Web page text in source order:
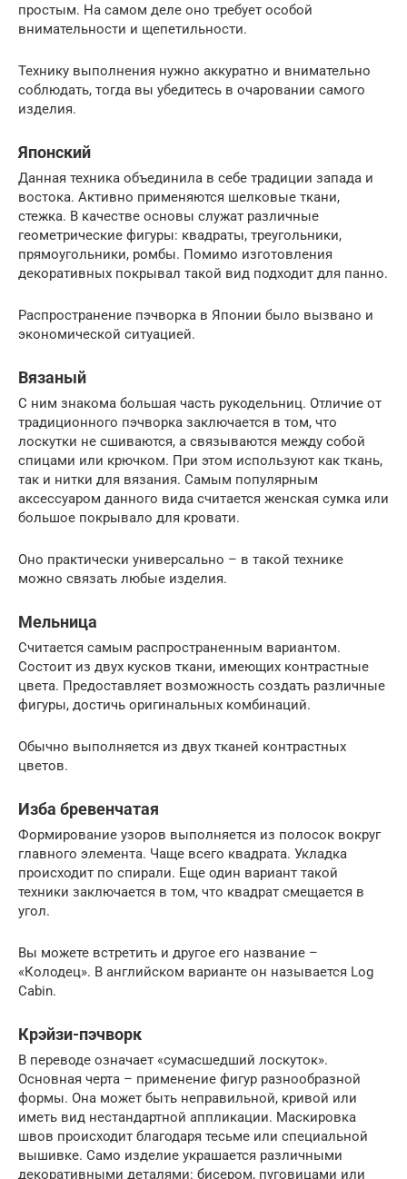
простым. На самом деле оно требует особой
внимательности и щепетильности.
Технику выполнения нужно аккуратно и внимательно
соблюдать, тогда вы убедитесь в очаровании самого
изделия.
Японский
Данная техника объединила в себе традиции запада и
востока. Активно применяются шелковые ткани,
стежка. В качестве основы служат различные
геометрические фигуры: квадраты, треугольники,
прямоугольники, ромбы. Помимо изготовления
декоративных покрывал такой вид подходит для панно.
Распространение пэчворка в Японии было вызвано и
экономической ситуацией.
Вязаный
С ним знакома большая часть рукодельниц. Отличие от
традиционного пэчворка заключается в том, что
лоскутки не сшиваются, а связываются между собой
спицами или крючком. При этом используют как ткань,
так и нитки для вязания. Самым популярным
аксессуаром данного вида считается женская сумка или
большое покрывало для кровати.
Оно практически универсально – в такой технике
можно связать любые изделия.
Мельница
Считается самым распространенным вариантом.
Состоит из двух кусков ткани, имеющих контрастные
цвета. Предоставляет возможность создать различные
фигуры, достичь оригинальных комбинаций.
Обычно выполняется из двух тканей контрастных
цветов.
Изба бревенчатая
Формирование узоров выполняется из полосок вокруг
главного элемента. Чаще всего квадрата. Укладка
происходит по спирали. Еще один вариант такой
техники заключается в том, что квадрат смещается в
угол.
Вы можете встретить и другое его название –
«Колодец». В английском варианте он называется Log
Cabin.
Крэйзи-пэчворк
В переводе означает «сумасшедший лоскуток».
Основная черта – применение фигур разнообразной
формы. Она может быть неправильной, кривой или
иметь вид нестандартной аппликации. Маскировка
швов происходит благодаря тесьме или специальной
вышивке. Само изделие украшается различными
декоративными деталями: бисером, пуговицами или